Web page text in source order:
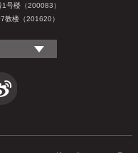
号楼（200083）
教楼（201620）